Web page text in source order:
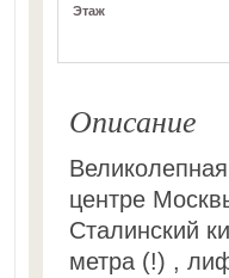
Этаж
Описание
центре
Сталинский
метра (!) ,